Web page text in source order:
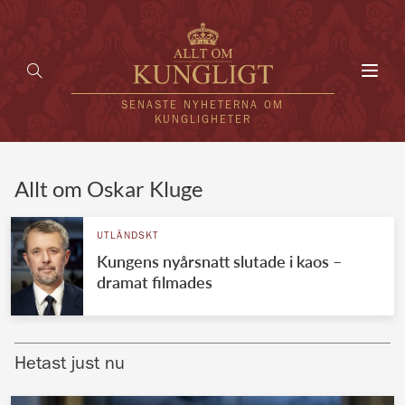
SENASTE NYHETERNA OM
KUNGLIGHETER
UTLÄNDSKT
VÄRLDENS KUNGAHUS
Brittiska kungahuset
Allt om Oskar Kluge
UTLÄNDSKT
Kungens nyårsnatt slutade i kaos –
dramat filmades
Hetast just nu